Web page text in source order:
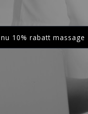
10% rabatt massage